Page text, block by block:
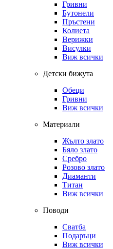
Гривни
Бутонели
Пръстени
Колиета
Верижки
Висулки
Виж всички
Детски бижута
Обеци
Гривни
Виж всички
Материали
Жълто злато
Бяло злато
Сребро
Розово злато
Диаманти
Титан
Виж всички
Поводи
Сватба
Подаръци
Виж всички